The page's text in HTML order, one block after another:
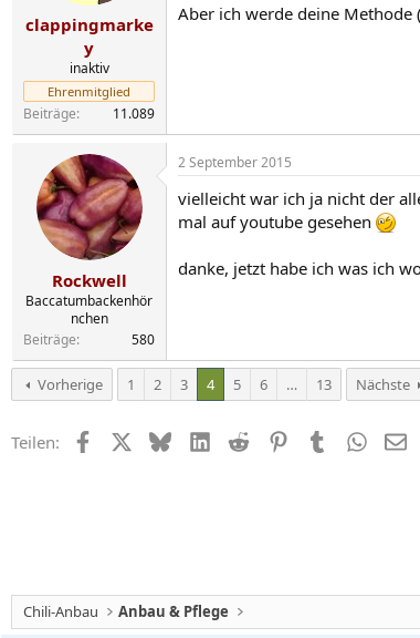
clappingmarke
y
inaktiv
Ehrenmitglied
Beiträge 11.089
Aber ich werde deine
Rockwell
Baccatumbackenhör
nchen
Beiträge
580
2 September 2015
vielleicht war ich ja nicht der
mal auf youtube gesehen
danke, jetzt habe ich was ich
Vorherige 1 2 3 4 5 6 … 13 Nächste
Teilen: Facebook BlueskyLinkedIn
Reddit PinterestTumblr
Chili-Anbau Anbau & Pflege